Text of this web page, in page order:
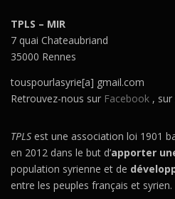
TPLS – MIR
7 quai Chateaubriand
35000 Rennes
touspourlasyrie[a] gmail.com
Retrouvez-nous sur Facebook ,
TPLS est une association loi 1901
en 2012 dans le but d’apporter
population syrienne et de
entre les peuples français et syrien.